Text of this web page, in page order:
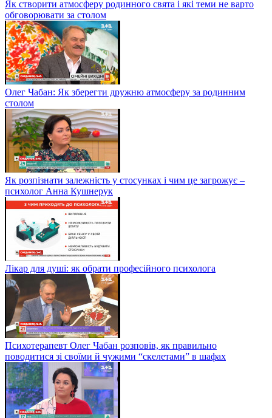
Як створити атмосферу родинного свята і які теми не варто
обговорювати за столом
Олег Чабан: Як зберегти дружню атмосферу за родинним
столом
Як розпізнати залежність у стосунках і чим це загрожує –
психолог Анна Кушнерук
Лікар для душі: як обрати професійного психолога
Психотерапевт Олег Чабан розповів, як правильно
поводитися зі своїми й чужими “скелетами” в шафах